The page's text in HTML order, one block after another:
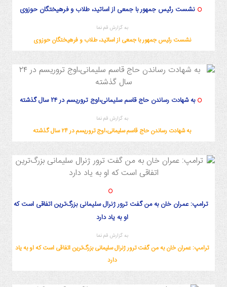
نشست رئیس جمهور با جمعی از اساتید، طلاب و فرهیختگان حوزوی
به گزارش قم نما
نشست رئیس جمهور با جمعی از اساتید، طلاب و فرهیختگان حوزوی
به شهادت رساندن حاج قاسم سلیمانی،اوج تروریسم در ۲۴ سال گذشته
به گزارش قم نما
به شهادت رساندن حاج قاسم سلیمانی،اوج تروریسم در ۲۴ سال گذشته
ترامپ: عمران خان به من گفت ترور ژنرال سلیمانی بزرگ‌ترین اتفاقی است که
او به یاد دارد
به گزارش قم نما
ترامپ: عمران خان به من گفت ترور ژنرال سلیمانی بزرگ‌ترین اتفاقی است که او به یاد
دارد